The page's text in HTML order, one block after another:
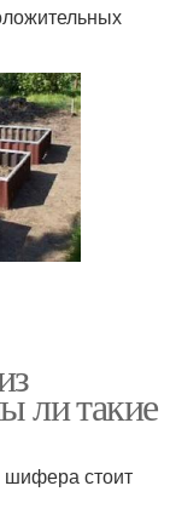
ли такие
шифера стоит